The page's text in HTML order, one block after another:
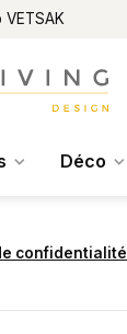
VETSAK
Déco
confidentialité